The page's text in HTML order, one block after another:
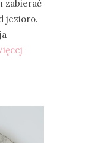
zabierać
jezioro.